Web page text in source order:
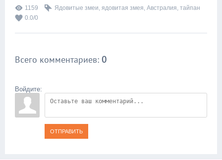
1159
Ядовитые змеи, ядовитая змея, Австралия, тайпан
0.0/0
Всего комментариев: 0
Войдите:
ОТПРАВИТЬ